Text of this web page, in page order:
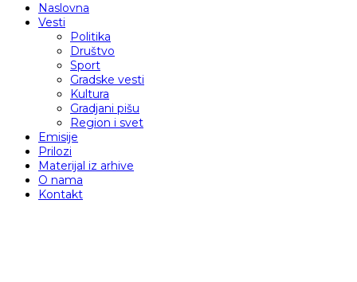
Naslovna
Vesti
Politika
Društvo
Sport
Gradske vesti
Kultura
Gradjani pišu
Region i svet
Emisije
Prilozi
Materijal iz arhive
O nama
Kontakt